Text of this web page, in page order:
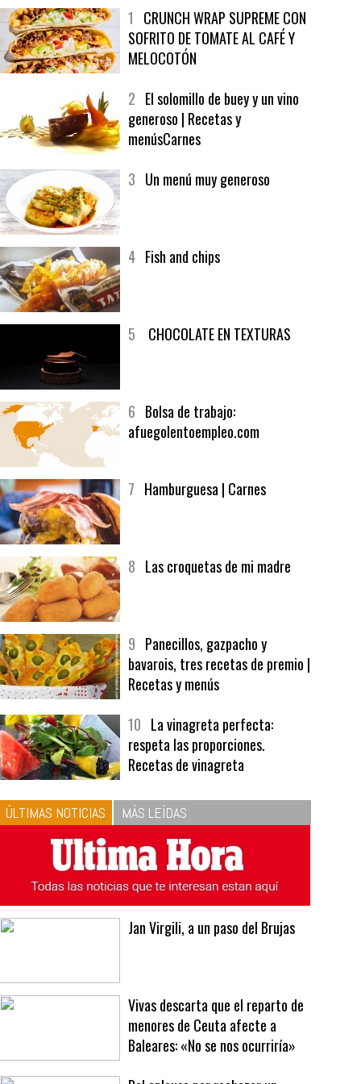
MÁS LEÍDO ÚLTIMAS PUBLICACIONES
SOFRITO DE TOMATE AL CAFÉ Y
MELOCOTÓN
generoso | Recetas y
afuegolentoempleo.com
bavarois, tres recetas de premio |
Recetas y menús
respeta las proporciones.
Recetas de vinagreta
ÚLTIMAS NOTICIAS MÁS LEÍDAS